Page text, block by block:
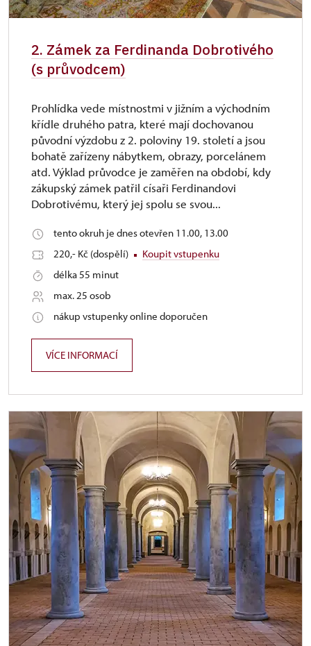
2. Zámek za Ferdinanda Dobrotivého
(s průvodcem)
Prohlídka vede místnostmi v jižním a východním
křídle druhého patra, které mají dochovanou
původní výzdobu z 2. poloviny 19. století a jsou
bohatě zařízeny nábytkem, obrazy, porcelánem
atd. Výklad průvodce je zaměřen na období, kdy
zákupský zámek patřil císaři Ferdinandovi
Dobrotivému, který jej spolu se svou...
tento okruh je dnes otevřen 11.00, 13.00
220,- Kč (dospělí)
Koupit vstupenku
délka 55 minut
max. 25 osob
nákup vstupenky online doporučen
VÍCE INFORMACÍ